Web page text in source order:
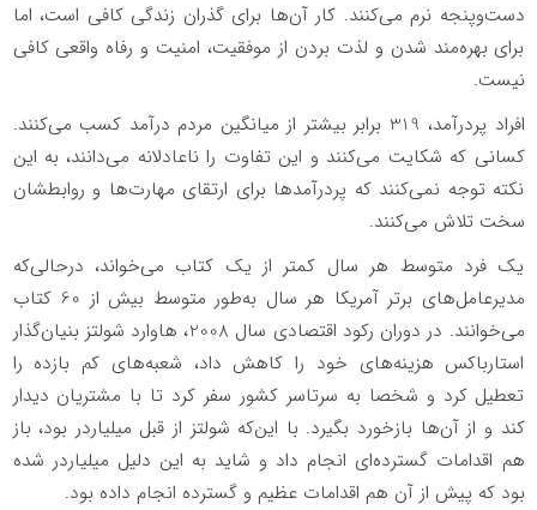
دست‌وپنجه نرم می‌کنند. کار آن‌ها برای گذران زندگی کافی است، اما
برای بهره‌مند شدن و لذت بردن از موفقیت، امنیت و رفاه واقعی کافی
نیست.
افراد پردرآمد، 319 برابر بیشتر از میانگین مردم درآمد کسب می‌کنند.
کسانی که شکایت می‌کنند و این تفاوت را ناعادلانه می‌دانند، به این
نکته توجه نمی‌‌کنند که پردرآمدها برای ارتقای مهارت‌ها و روابطشان
سخت تلاش می‌کنند.
یک فرد متوسط هر سال کمتر از یک کتاب می‌خواند، درحالی‌که
مدیرعامل‌های برتر آمریکا هر سال به‌طور متوسط بیش از 60 کتاب
می‌خوانند. در دوران رکود اقتصادی سال 2008، ‌هاوارد شولتز بنیان‌گذار
استارباکس هزینه‌های خود را کاهش داد، شعبه‌های کم بازده را
تعطیل کرد و شخصا به سرتاسر کشور سفر کرد تا با مشتریان دیدار
کند و از آن‌ها بازخورد بگیرد. با این‌که شولتز از قبل میلیاردر بود، باز
هم اقدامات گسترده‌ای انجام داد و شاید به این دلیل میلیاردر شده
بود که پیش از آن هم اقدامات عظیم و گسترده انجام داده بود.